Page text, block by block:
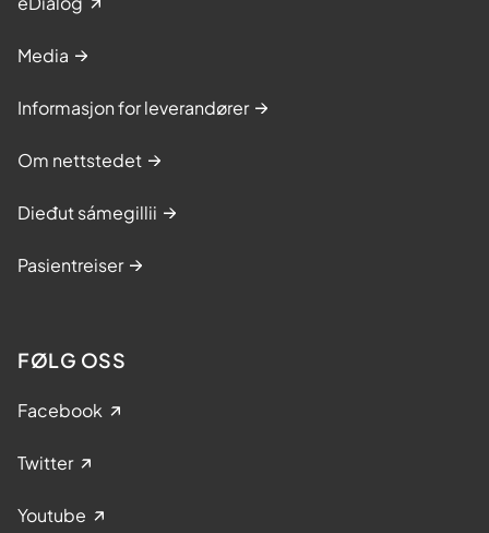
Media
Informasjon for leverandører
Om nettstedet
Dieđut sámegillii
Pasientreiser
FØLG OSS
Facebook
Twitter
Youtube